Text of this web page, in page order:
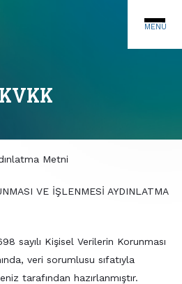
MENÜ
KVKK
Metni
VE İŞLENMESİ AYDINLATMA
sayılı Kişisel Verilerin Korunması
veri sorumlusu sıfatıyla
tarafından hazırlanmıştır.